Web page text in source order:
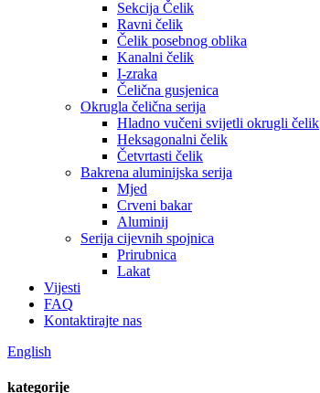
Sekcija Čelik
Ravni čelik
Čelik posebnog oblika
Kanalni čelik
I-zraka
Čelična gusjenica
Okrugla čelična serija
Hladno vučeni svijetli okrugli čelik
Heksagonalni čelik
Četvrtasti čelik
Bakrena aluminijska serija
Mjed
Crveni bakar
Aluminij
Serija cijevnih spojnica
Prirubnica
Lakat
Vijesti
FAQ
Kontaktirajte nas
English
kategorije